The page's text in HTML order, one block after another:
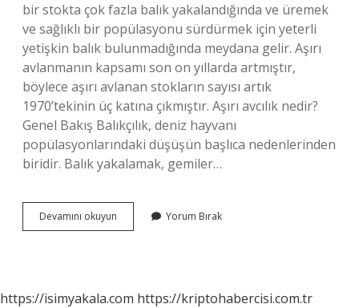
bir stokta çok fazla balık yakalandığında ve üremek
ve sağlıklı bir popülasyonu sürdürmek için yeterli
yetişkin balık bulunmadığında meydana gelir. Aşırı
avlanmanın kapsamı son on yıllarda artmıştır,
böylece aşırı avlanan stokların sayısı artık
1970’tekinin üç katına çıkmıştır. Aşırı avcılık nedir?
Genel Bakış Balıkçılık, deniz hayvanı
popülasyonlarındaki düşüşün başlıca nedenlerinden
biridir. Balık yakalamak, gemiler…
Devamını okuyun
Avlanma
Yorum Bırak
https://isimyakala.com https://kriptohabercisi.com.tr